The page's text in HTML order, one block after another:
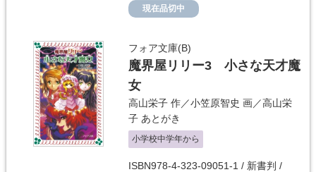
現在品切中
フォア文庫(B)
魔界屋リリー3 小さな天才魔
女
高山栄子 作／小笠原智史 画／高山栄
子 あとがき
小学校中学年から
ISBN978-4-323-09051-1 / 新書判 /